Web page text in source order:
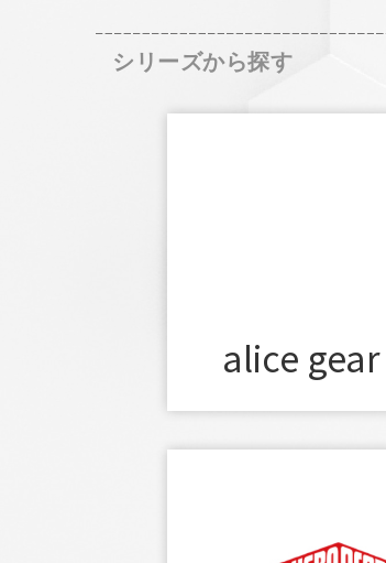
シリーズから探す
alice